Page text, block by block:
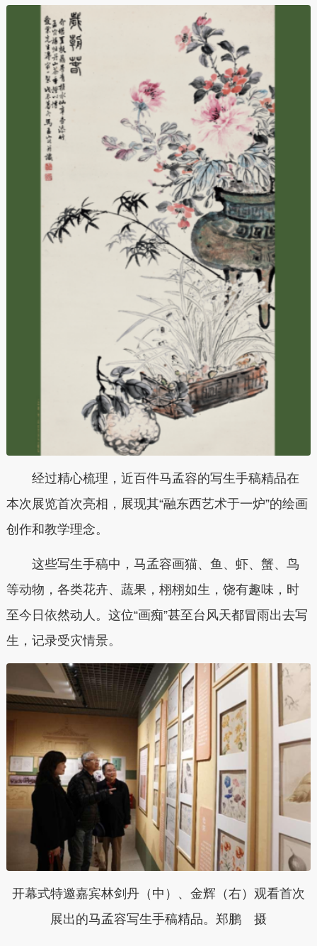
经过精心梳理，近百件马孟容的写生手稿精品在
本次展览首次亮相，展现其“融东西艺术于一炉”的绘画
创作和教学理念。
这些写生手稿中，马孟容画猫、鱼、虾、蟹、鸟
等动物，各类花卉、蔬果，栩栩如生，饶有趣味，时
至今日依然动人。这位“画痴”甚至台风天都冒雨出去写
生，记录受灾情景。
开幕式特邀嘉宾林剑丹（中）、金辉（右）观看首次
展出的马孟容写生手稿精品。郑鹏 摄